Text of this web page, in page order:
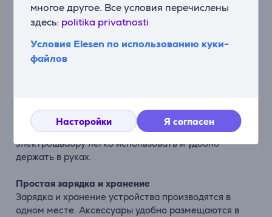
многое другое. Все условия перечислены
здесь: politika privatnosti
Условия Elesen по использованию куки-
файлов
Насторойки Я согласен
Умный светодиодный экран
Светодиодный экран отображает всю необходимую
помощник (на немецком и английском языках)
предоставляет инструкции.
очищает пол вдоль плинтусов, обеспечивая
идеальную чистоту. Эту беспроводную
электрошвабру легко использовать и удобно
держать в руках.
Простая зарядка и хранение
Зарядка и хранение устройства производятся в
одном месте. Аксессуары удобно размещаются в